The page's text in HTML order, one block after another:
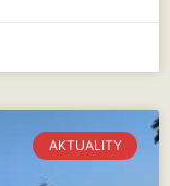
AKTUALITY